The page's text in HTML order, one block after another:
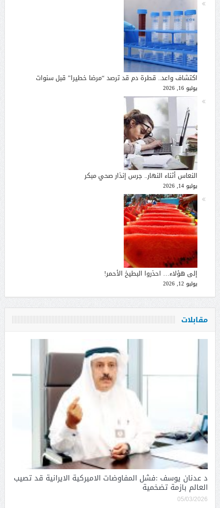
اكتشاف واعد.. قطرة دم قد ترصد “مرضا خطيرا” قبل سنوات
يوليو 16, 2026
النعاس أثناء النهار.. جرس إنذار صحي مبكر
يوليو 14, 2026
إلى هؤلاء… احذروا البطيخ الأحمر!
يوليو 12, 2026
مقابلات
د عدنان يوسف :فشل المفاوضات الاميركية الايرانية قد تصيب
العالم بازمة تضخمية
05/03/2026